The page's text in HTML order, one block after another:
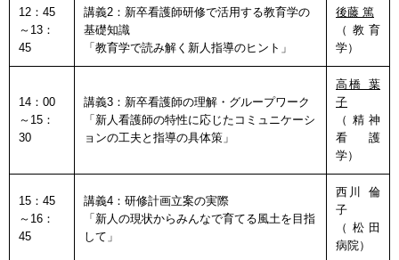
12：45
～13：
45
講義2：新卒看護師研修で活用する教育学の
基礎知識
「教育学で読み解く新人指導のヒント」
後藤 篤
（教育
学）
14：00
～15：
30
講義3：新卒看護師の理解・グループワーク
「新人看護師の特性に応じたコミュニケーシ
ョンの工夫と指導の具体策」
高橋 葉
子
（精神
看護
学）
15：45
～16：
45
講義4：研修計画立案の実際
「新人の現状からみんなで育てる風土を目指
して」
西川 倫
子
（松田
病院）